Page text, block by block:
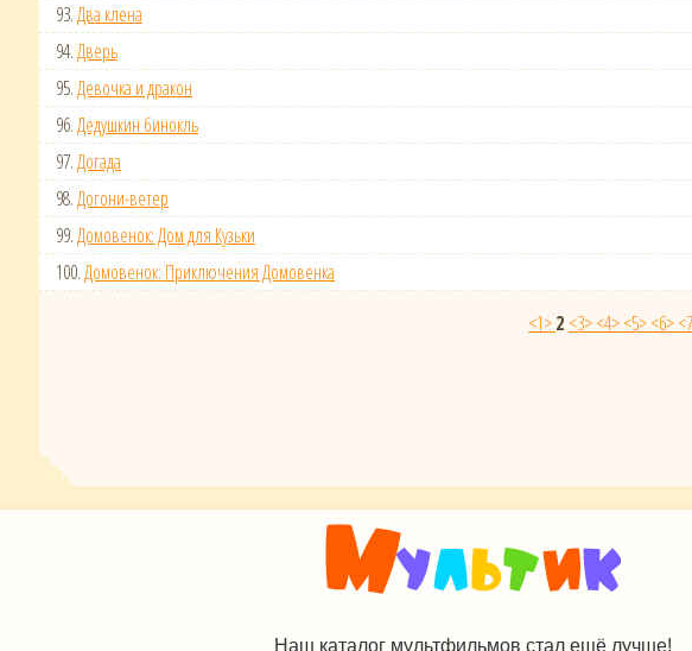
93.Два клена
94.Дверь
95.Девочка и дракон
96.Дедушкин бинокль
97.Догада
98.Догони-ветер
99.Домовенок: Дом для Кузьки
100.Домовенок: Приключения Домовенка
<1>2 <3><4><5><6>
Наш каталог мультфильмов стал ещё лучше!